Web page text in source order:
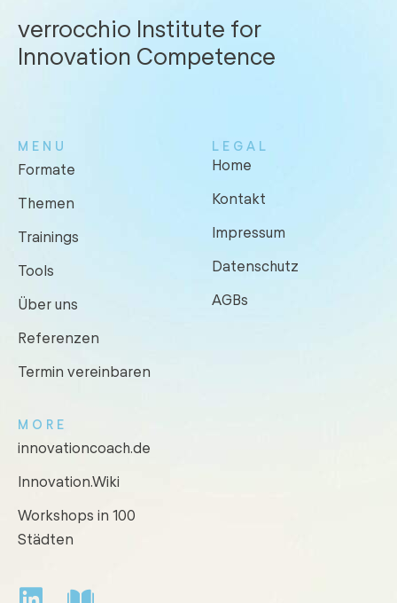
verrocchio Institute for
Innovation Competence
MENU
Formate
Themen
Trainings
Tools
Über uns
Referenzen
Termin vereinbaren
LEGAL
Home
Kontakt
Impressum
Datenschutz
AGBs
MORE
innovationcoach.de
Innovation.Wiki
Workshops in 100
Städten